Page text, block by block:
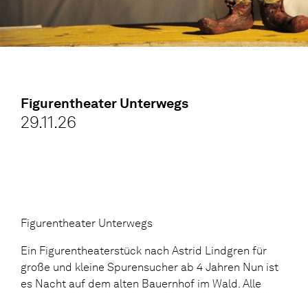
Figurentheater Unterwegs
29.11.26
Figurentheater Unterwegs
Ein Figurentheaterstück nach Astrid Lindgren für
große und kleine Spurensucher ab 4 Jahren Nun ist
es Nacht auf dem alten Bauernhof im Wald. Alle